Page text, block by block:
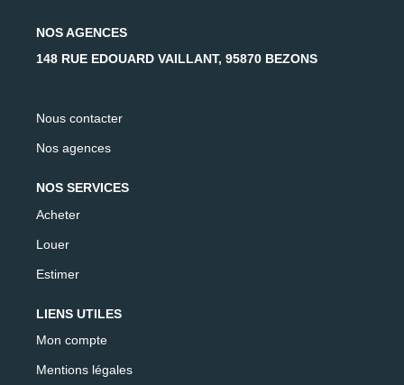
NOS AGENCES
148 RUE EDOUARD VAILLANT, 95870 BEZONS
Nous contacter
Nos agences
NOS SERVICES
Acheter
Louer
Estimer
LIENS UTILES
Mon compte
Mentions légales